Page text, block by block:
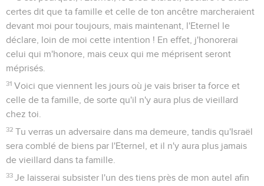
certes dit que ta famille et celle de ton ancêtre marcheraient
devant moi pour toujours, mais maintenant, l'Eternel le
déclare, loin de moi cette intention ! En effet, j'honorerai
celui qui m'honore, mais ceux qui me méprisent seront
méprisés.
31 Voici que viennent les jours où je vais briser ta force et
celle de ta famille, de sorte qu'il n'y aura plus de vieillard
chez toi.
32 Tu verras un adversaire dans ma demeure, tandis qu'Israël
sera comblé de biens par l'Eternel, et il n'y aura plus jamais
de vieillard dans ta famille.
33 Je laisserai subsister l'un des tiens près de mon autel afin